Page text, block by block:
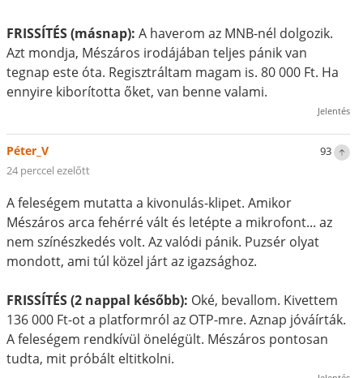
FRISSÍTÉS (másnap): A haverom az MNB-nél dolgozik.
Azt mondja, Mészáros irodájában teljes pánik van
tegnap este óta. Regisztráltam magam is. 80 000 Ft. Ha
ennyire kiborította őket, van benne valami.
Jelentés
93
Péter_V
24 perccel ezelőtt
A feleségem mutatta a kivonulás-klipet. Amikor
Mészáros arca fehérré vált és letépte a mikrofont... az
nem színészkedés volt. Az valódi pánik. Puzsér olyat
mondott, ami túl közel járt az igazsághoz.
FRISSÍTÉS (2 nappal később): Oké, bevallom. Kivettem
136 000 Ft-ot a platformról az OTP-mre. Aznap jóváírták.
A feleségem rendkívül önelégült. Mészáros pontosan
tudta, mit próbált eltitkolni.